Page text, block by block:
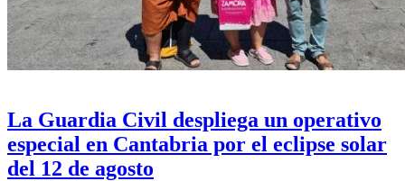
La Guardia Civil despliega un operativo
especial en Cantabria por el eclipse solar
del 12 de agosto